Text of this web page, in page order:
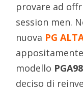
provare ad
session men.
nuova PG
modello
deciso di